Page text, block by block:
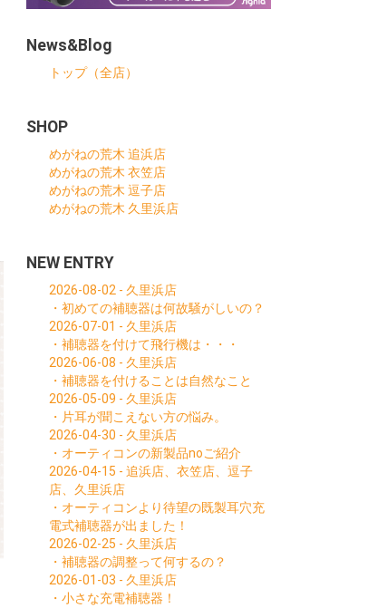
News&Blog
トップ（全店）
SHOP
めがねの荒木 追浜店
めがねの荒木 衣笠店
めがねの荒木 逗子店
めがねの荒木 久里浜店
NEW ENTRY
2026-08-02 - 久里浜店
・初めての補聴器は何故騒がしいの？
2026-07-01 - 久里浜店
・補聴器を付けて飛行機は・・・
2026-06-08 - 久里浜店
・補聴器を付けることは自然なこと
2026-05-09 - 久里浜店
・片耳が聞こえない方の悩み。
2026-04-30 - 久里浜店
・オーティコンの新製品noご紹介
2026-04-15 - 追浜店、衣笠店、逗子
店、久里浜店
・オーティコンより待望の既製耳穴充
電式補聴器が出ました！
2026-02-25 - 久里浜店
・補聴器の調整って何するの？
2026-01-03 - 久里浜店
・小さな充電補聴器！